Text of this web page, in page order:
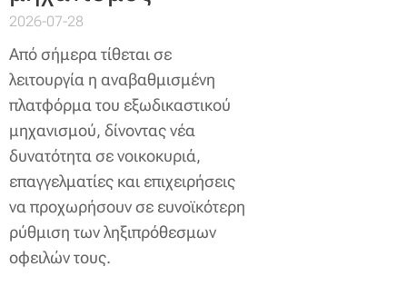
2026-07-28
Από σήμερα τίθεται σε
λειτουργία η αναβαθμισμένη
πλατφόρμα του εξωδικαστικού
μηχανισμού, δίνοντας νέα
δυνατότητα σε νοικοκυριά,
επαγγελματίες και επιχειρήσεις
να προχωρήσουν σε ευνοϊκότερη
ρύθμιση των ληξιπρόθεσμων
οφειλών τους.